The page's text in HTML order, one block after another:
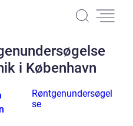
i København
Røntgenundersøgel
se